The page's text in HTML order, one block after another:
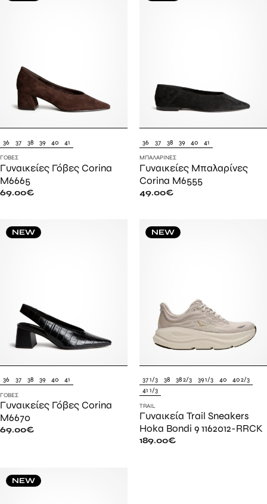
36 37 38 39 40 41
ΓΌΒΕΣ
Γυναικείες Γόβες Corina
M6665
69.00€
36 37 38 39 40 41
ΜΠΑΛΑΡΊΝΕΣ
Γυναικείες Μπαλαρίνες
Corina M6555
49.00€
NEW
36 37 38 39 40 41
ΓΌΒΕΣ
Γυναικείες Γόβες Corina
M6670
69.00€
NEW
37 1/3 38 38 2/3 39 1/3 40
40 2/3
41 1/3
TRAIL
Γυναικεία Trail Sneakers
Hoka Bondi 9 1162012-RRCK
189.00€
NEW